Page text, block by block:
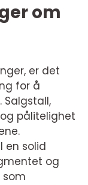
om
er det
for å
Salgstall,
pålitelighet
en solid
og